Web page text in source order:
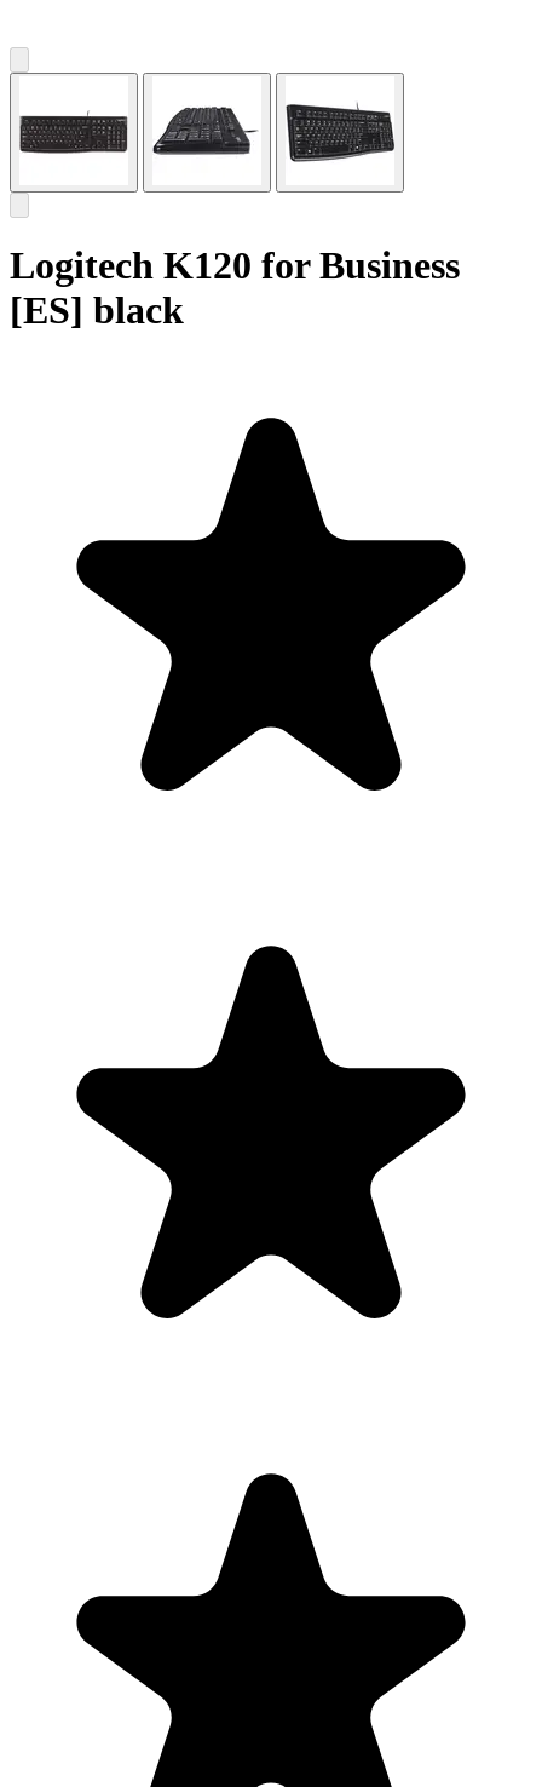
Logitech K120 for Business
[ES] black